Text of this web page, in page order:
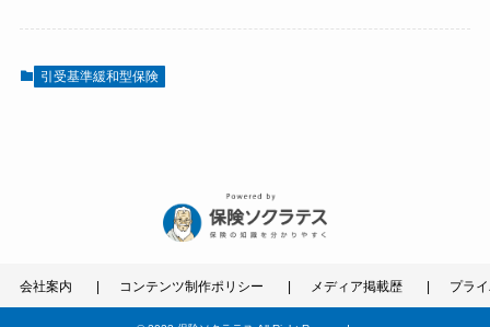
引受基準緩和型保険
会社案内 コンテンツ制作ポリシー メディア掲載歴 プラ